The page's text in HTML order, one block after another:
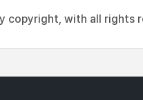
copyright, with all rights